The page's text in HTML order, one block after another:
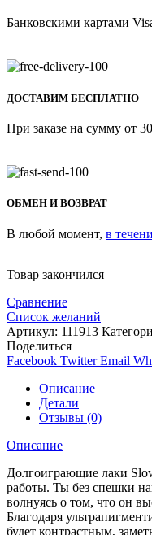
Банковскими картами
ДОСТАВИМ БЕСПЛАТНО
При заказе на сумму от
ОБМЕН И ВОЗВРАТ
В любой момент, в
Товар закончился
Сравнение
Список желаний
Артикул: 111913
Поделиться
Facebook Twitter Email
Описание
Детали
Отзывы (0)
Описание
Долгоиграющие лаки
работы. Ты без спешки
волнуясь о том, что он
Благодаря
будет контрастным,